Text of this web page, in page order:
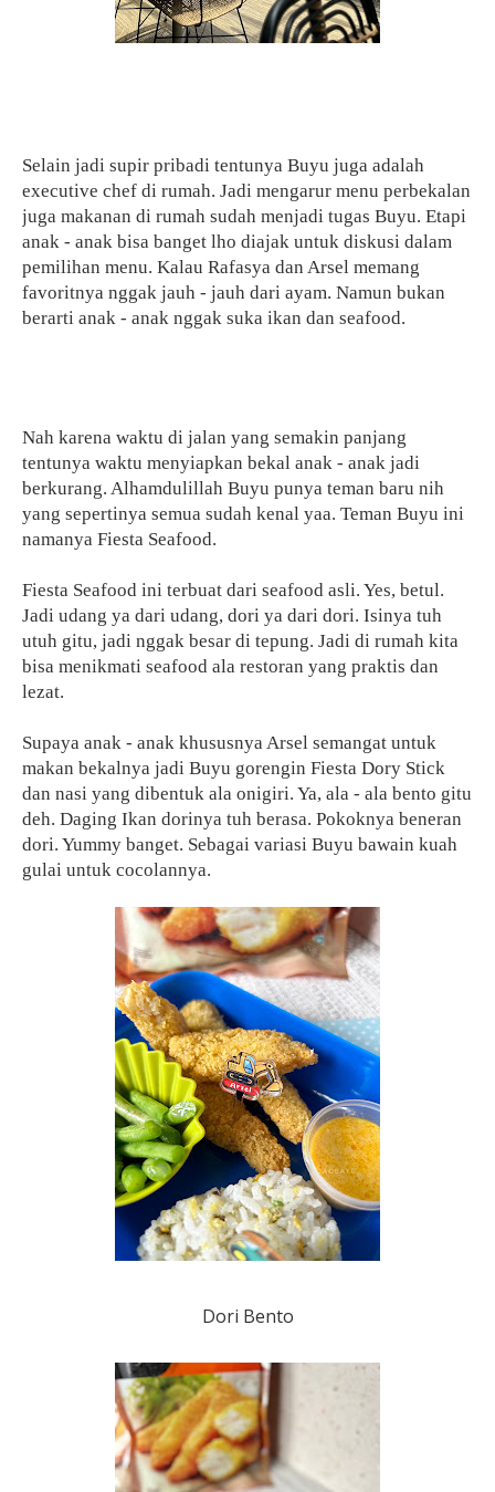
Selain jadi supir pribadi tentunya Buyu juga adalah
executive chef di rumah. Jadi mengarur menu perbekalan
juga makanan di rumah sudah menjadi tugas Buyu. Etapi
anak - anak bisa banget lho diajak untuk diskusi dalam
pemilihan menu. Kalau Rafasya dan Arsel memang
favoritnya nggak jauh - jauh dari ayam. Namun bukan
berarti anak - anak nggak suka ikan dan seafood.
Nah karena waktu di jalan yang semakin panjang
tentunya waktu menyiapkan bekal anak - anak jadi
berkurang. Alhamdulillah Buyu punya teman baru nih
yang sepertinya semua sudah kenal yaa. Teman Buyu ini
namanya Fiesta Seafood.
Fiesta Seafood ini terbuat dari seafood asli. Yes, betul.
Jadi udang ya dari udang, dori ya dari dori. Isinya tuh
utuh gitu, jadi nggak besar di tepung. Jadi di rumah kita
bisa menikmati seafood ala restoran yang praktis dan
lezat.
Supaya anak - anak khususnya Arsel semangat untuk
makan bekalnya jadi Buyu gorengin Fiesta Dory Stick
dan nasi yang dibentuk ala onigiri. Ya, ala - ala bento gitu
deh. Daging Ikan dorinya tuh berasa. Pokoknya beneran
dori. Yummy banget. Sebagai variasi Buyu bawain kuah
gulai untuk cocolannya.
Dori Bento